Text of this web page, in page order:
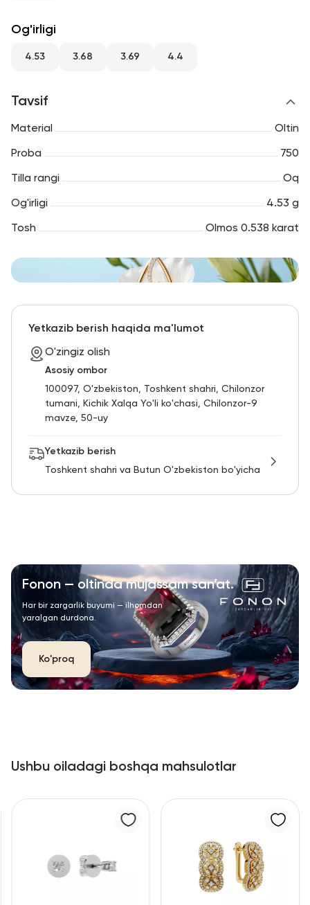
Og'irligi
4.53 3.68 3.69 4.4
Tavsif
Material Oltin
Proba 750
Tilla rangi Oq
Og'irligi 4.53 g
Tosh Olmos 0.538 karat
Yetkazib berish haqida ma'lumot
O'zingiz olish
Asosiy ombor
100097, O'zbekiston, Toshkent shahri, Chilonzor
tumani, Kichik Xalqa Yo'li ko'chasi, Chilonzor-9
mavze, 50-uy
Yetkazib berish
Toshkent shahri va Butun O'zbekiston bo'yicha
Fonon — oltinda mujassam san’at.
Har bir zargarlik buyumi — ilhomdan
yaralgan durdona.
Ko'proq
Ushbu oiladagi boshqa mahsulotlar